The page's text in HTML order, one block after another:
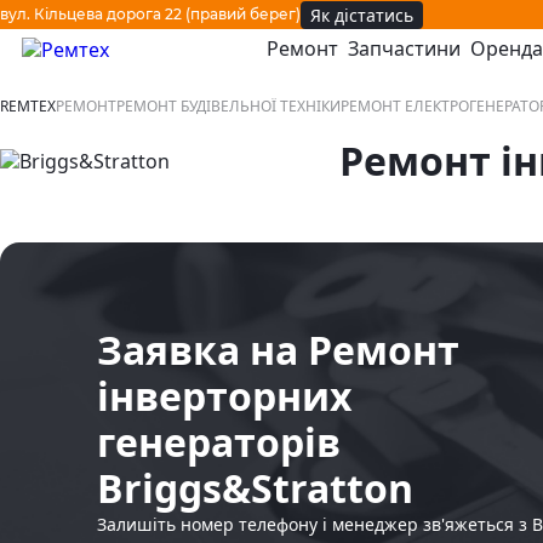
вул. Кільцева дорога 22 (правий берег) Як дістатись
відкрити або закрити навігаційне меню
Ремонт Запчастини Оренда
REMTEXРЕМОНТРЕМОНТ БУДІВЕЛЬНОЇ ТЕХНІКИРЕМОНТ
Ремонт
Заявка на Ремонт
інверторних
генераторів
Briggs&Stratton
Залишіть номер телефону і менеджер зв'яжеться з